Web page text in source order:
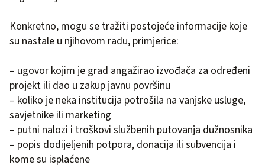
Konkretno, mogu se tražiti postojeće informacije koje
su nastale u njihovom radu, primjerice:
– ugovor kojim je grad angažirao izvođača za određeni
projekt ili dao u zakup javnu površinu
– koliko je neka institucija potrošila na vanjske usluge,
savjetnike ili marketing
– putni nalozi i troškovi službenih putovanja dužnosnika
– popis dodijeljenih potpora, donacija ili subvencija i
kome su isplaćene